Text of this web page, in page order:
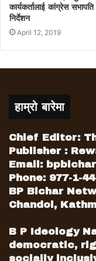
कार्यकर्तालाई कांग्रेस
निर्देशन
April 12, 2019
हाम्रो बारेमा
Chief Editor:
Publisher :
Email:
Phone: 977-1-
BP Bichar
Chandol,
B P Ideology
democratic,
socially